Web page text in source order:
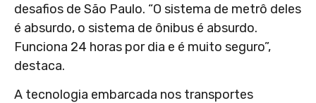
desafios de São Paulo. “O sistema de metrô deles
é absurdo, o sistema de ônibus é absurdo.
Funciona 24 horas por dia e é muito seguro”,
destaca.
A tecnologia embarcada nos transportes